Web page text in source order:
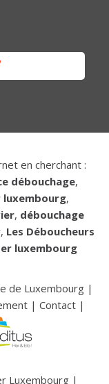
en cherchant :
débouchage,
luxembourg,
, débouchage
, Les Déboucheurs
luxembourg
de Luxembourg |
| Contact|
Luxembourg |